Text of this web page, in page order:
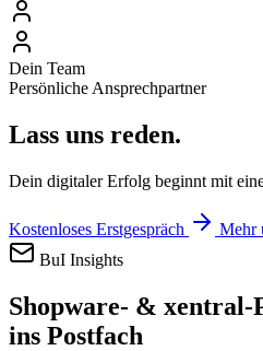
Dein Team
Persönliche Ansprechpartner
Lass uns reden.
Dein digitaler Erfolg beginnt mit
Kostenloses Erstgespräch
Mehr
BuI Insights
Shopware- & xentral-
ins Postfach